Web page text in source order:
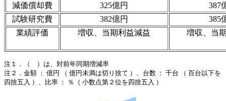
減価償却費
325億円
387
試験研究費
382億円
385
業績評価
増収、当期利益減益 増収、当
注１．（ ）は、対前年同期増減率
注２．金額 ： 億円 （ 億円未満は切り捨て ）、台数 ： 千台 （ 百台以下を
四捨五入 ）、比率 ： ％（ 小数点第２位を四捨五入 ）